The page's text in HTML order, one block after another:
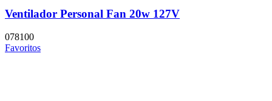
Ventilador Personal Fan 20w 127V
078100
Favoritos